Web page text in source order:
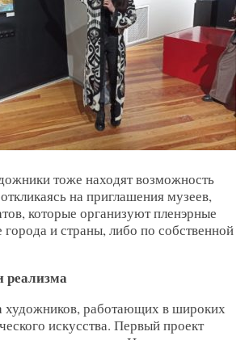
тоже находят возможность
на приглашения музеев,
которые организуют пленэрные
города и страны, либо по собственной
художников, работающих в широких
искусства. Первый проект